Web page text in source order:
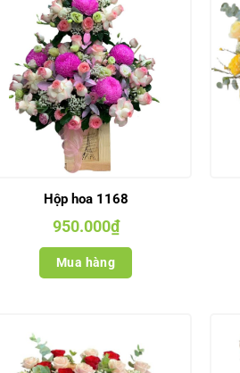
Hộp hoa 1168
950.000₫
Mua hàng